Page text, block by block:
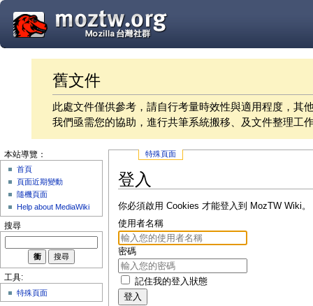
舊文件
此處文件僅供參考，請自行考量時效性與適用程度，其
我們亟需您的協助，進行共筆系統搬移、及文件整理工
特殊頁面
登入
你必須啟用 Cookies 才能登入到 MozTW Wiki。
使用者名稱
密碼
記住我的登入狀態
登入
本站導覽：
首頁
頁面近期變動
隨機頁面
Help about MediaWiki
搜尋
工具:
特殊頁面